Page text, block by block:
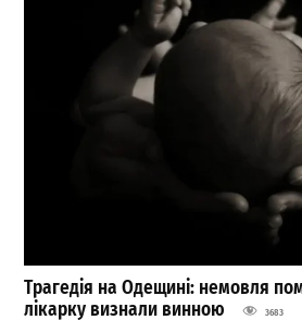
Трагедія на Одещині: немовля
лікарку визнали винною
3683